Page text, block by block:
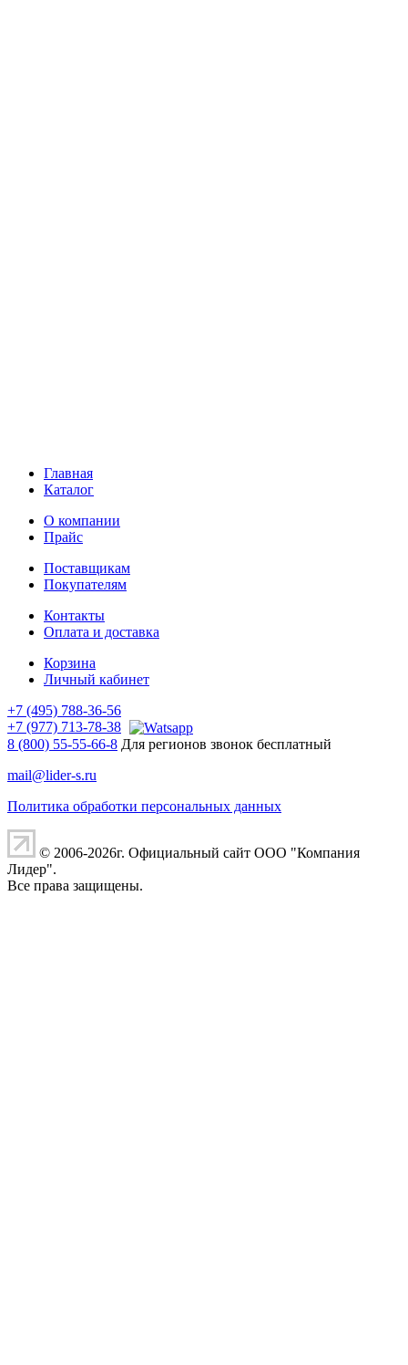
Главная
Каталог
О компании
Прайс
Поставщикам
Покупателям
Контакты
Оплата и доставка
Корзина
Личный кабинет
+7 (495) 788-36-56
+7 (977) 713-78-38
8 (800) 55-55-66-8 Для регионов звонок бесплатный
mail@lider-s.ru
Политика обработки персональных данных
© 2006-2026г. Официальный сайт ООО "Компания
Лидер".
Все права защищены.